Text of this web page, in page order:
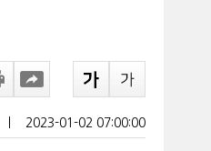
2023-01-02 07:00:00